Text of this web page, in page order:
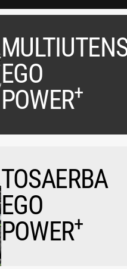
EGO
POWER+
TOSAERBA
EGO
POWER+